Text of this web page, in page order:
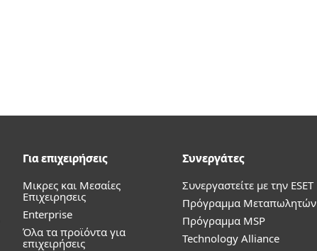
Για επιχειρήσεις
Μικρες και Μεσαίες
Επιχειρησεις
Enterprise
Όλα τα προϊόντα για
επιχειρήσεις
Συνεργάτες
Συνεργαστείτε με την ESET
Πρόγραμμα Μεταπωλητών
Πρόγραμμα MSP
Technology Alliance